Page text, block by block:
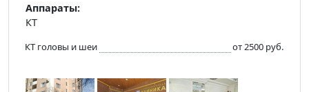
Аппараты:
КТ
КТ головы и шеи от 2500 руб.